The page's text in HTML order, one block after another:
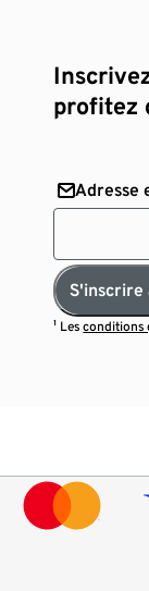
profitez
Adresse
S'inscrire
¹ Lesconditions